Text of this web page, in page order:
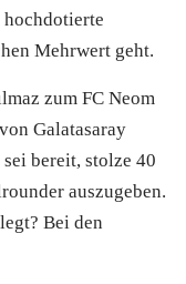
hochdotierte
Mehrwert geht.
zum FC Neom
Galatasaray
bereit, stolze 40
auszugeben.
Bei den